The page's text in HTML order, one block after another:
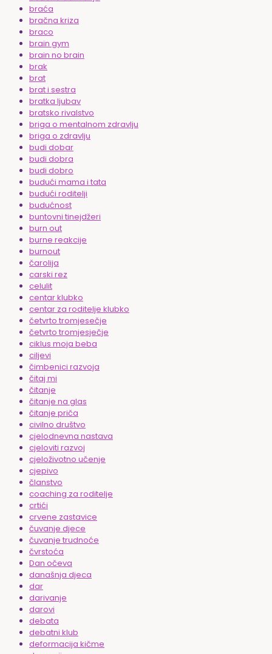
braća
bračna kriza
braco
brain gym
brain no brain
brak
brat
brat i sestra
bratka ljubav
bratsko rivalstvo
briga o mentalnom zdravlju
briga o zdravlju
budi dobar
budi dobra
budi dobro
budući mama i tata
budući roditelji
budućnost
buntovni tinejdžeri
burn out
burne reakcije
burnout
čarolija
carski rez
celulit
centar klubko
centar za roditelje klubko
četvrto tromjesečje
četvrto tromjesječje
ciklus moja beba
ciljevi
čimbenici razvoja
čitaj mi
čitanje
čitanje na glas
čitanje priča
civilno društvo
cjelodnevna nastava
cjeloviti razvoj
cjeloživotno učenje
cjepivo
članstvo
coaching za roditelje
crtići
crvene zastavice
čuvanje djece
čuvanje trudnoće
čvrstoća
Dan očeva
današnja djeca
dar
darivanje
darovi
debata
debatni klub
deformacija kičme